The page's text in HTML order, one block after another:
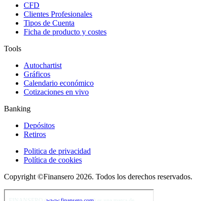
CFD
Clientes Profesionales
Tipos de Cuenta
Ficha de producto y costes
Tools
Autochartist
Gráficos
Calendario económico
Cotizaciones en vivo
Banking
Depósitos
Retiros
Politica de privacidad
Política de cookies
Copyright ©Finansero 2026. Todos los derechos reservados.